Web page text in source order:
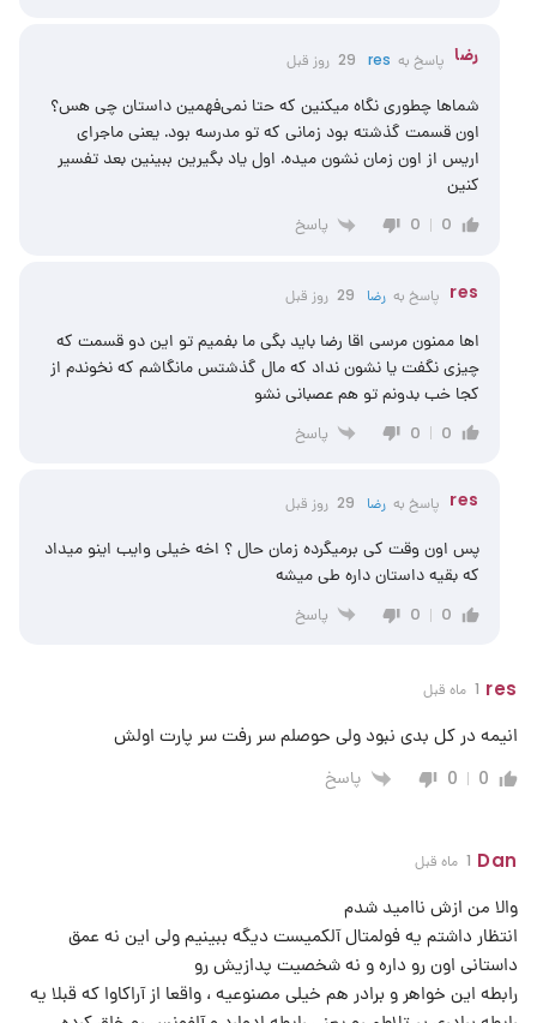
رضا پاسخ به res 29 روز قبل
شماها چطوری نگاه میکنین که حتا نمی‌فهمین داستان چی هس؟
اون قسمت گذشته بود زمانی که تو مدرسه بود. یعنی ماجرای
اریس از اون زمان نشون میده. اول یاد بگیرین ببینین بعد تفسیر
کنین
0
0 پاسخ
res پاسخ بهرضا 29 روز قبل
اها ممنون مرسی اقا رضا باید بگی ما بفمیم تو این دو قسمت که
چیزی نگفت یا نشون نداد که مال گذشتس مانگاشم که نخوندم از
کجا خب بدونم تو هم عصبانی نشو
0
0 پاسخ
res پاسخ بهرضا 29 روز قبل
پس اون وقت کی برمیگرده زمان حال ؟ اخه خیلی وایب اینو میداد
که بقیه داستان داره طی میشه
0
0 پاسخ
res 1 ماه قبل
انیمه در کل بدی نبود ولی حوصلم سر رفت سر پارت اولش
0
0 پاسخ
Dan 1 ماه قبل
والا من ازش ناامید شدم
انتظار داشتم یه فولمتال آلکمیست دیگه ببینیم ولی این نه عمق
داستانی اون رو داره و نه شخصیت پدازیش رو
رابطه این خواهر و برادر هم خیلی مصنوعیه ، واقعا از آراکاوا که قبلا یه